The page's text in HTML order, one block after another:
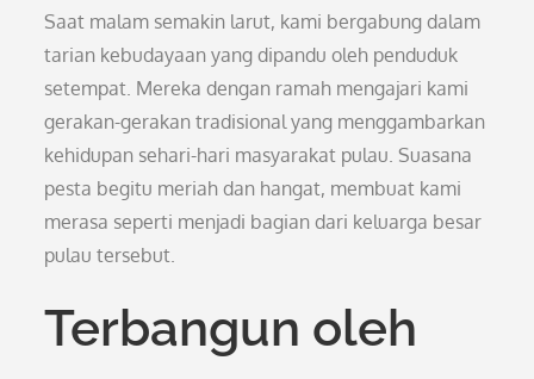
Saat malam semakin larut, kami bergabung dalam
tarian kebudayaan yang dipandu oleh penduduk
setempat. Mereka dengan ramah mengajari kami
gerakan-gerakan tradisional yang menggambarkan
kehidupan sehari-hari masyarakat pulau. Suasana
pesta begitu meriah dan hangat, membuat kami
merasa seperti menjadi bagian dari keluarga besar
pulau tersebut.
Terbangun oleh